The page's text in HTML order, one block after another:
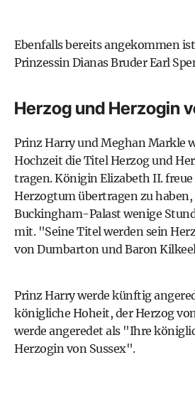
Ebenfalls bereits angekommen
Prinzessin Dianas Bruder Earl
Herzog und Herzogin
Prinz Harry und Meghan Markle
Hochzeit die Titel Herzog und
tragen. Königin Elizabeth II.
Herzogtum übertragen zu
Buckingham-Palast wenige
mit. "Seine Titel werden sein
von Dumbarton und Baron
Prinz Harry werde künftig
königliche Hoheit, der Herzog
werde angeredet als "Ihre
Herzogin von Sussex".